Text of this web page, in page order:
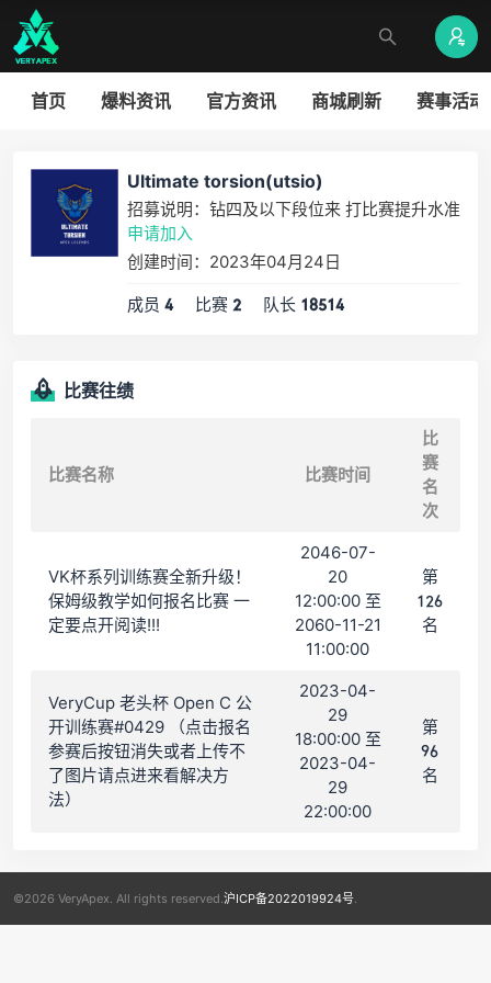
首页 爆料资讯 官方资讯 商城刷新 赛事活动
Ultimate torsion(utsio)
招募说明：钻四及以下段位来 打比赛提升水准
申请加入
创建时间：2023年04月24日
成员 4 比赛 2 队长 18514
比赛往绩
比赛名称 比赛时间
比
赛
名
次
VK杯系列训练赛全新升级！
保姆级教学如何报名比赛 一
定要点开阅读!!!
2046-07-
20
12:00:00 至
2060-11-21
11:00:00
第
126
名
VeryCup 老头杯 Open C 公
开训练赛#0429 （点击报名
参赛后按钮消失或者上传不
了图片请点进来看解决方
法）
2023-04-
29
18:00:00 至
2023-04-
29
22:00:00
第
96
名
©2026 VeryApex. All rights reserved. 沪ICP备2022019924号